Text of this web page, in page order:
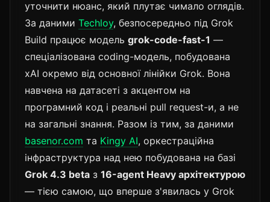
уточнити нюанс, який плутає чимало оглядів.
За даними Techloy, безпосередньо під Grok
Build працює модель grok-code-fast-1 —
спеціалізована coding-модель, побудована
xAI окремо від основної лінійки Grok. Вона
навчена на датасеті з акцентом на
програмний код і реальні pull request-и, а не
на загальні знання. Разом із тим, за даними
basenor.com та Kingy AI, оркестраційна
інфраструктура над нею побудована на базі
Grok 4.3 beta з 16-agent Heavy архітектурою
— тією самою, що вперше з'явилась у Grok